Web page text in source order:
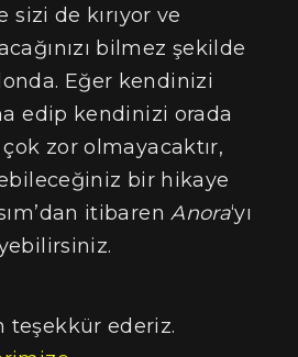
de kırıyor ve
bilmez şekilde
Eğer kendinizi
edip kendinizi orada
zor olmayacaktır,
bir hikaye
itibarenAnora‘yı
teşekkür ederiz.